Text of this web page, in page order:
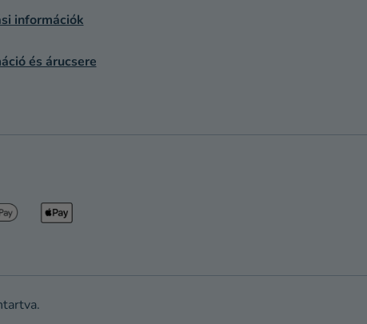
információk
és árucsere